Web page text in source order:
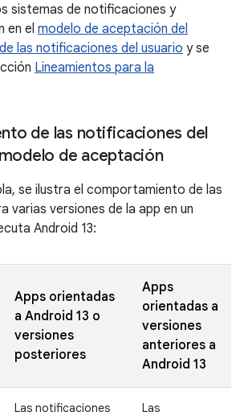
sistemas de notificaciones y
en el modelo de aceptación del
las notificaciones del usuario y se
Lineamientos para la
de las notificaciones del
de aceptación
se ilustra el comportamiento de las
varias versiones de la app en un
Android 13:
Apps orientadas
a Android 13 o
versiones
posteriores
Apps
orientadas a
versiones
anteriores a
Android 13
Las notificaciones
Las